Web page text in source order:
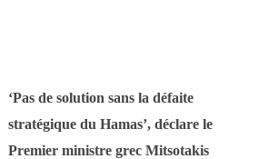
‘Pas de solution sans la défaite
stratégique du Hamas’, déclare le
Premier ministre grec Mitsotakis